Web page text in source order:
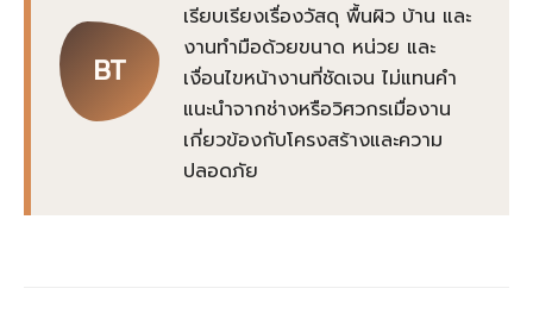
BT
เรียบเรียงเรื่องวัสดุ พื้นผิว บ้าน และ
งานทำมือด้วยขนาด หน่วย และ
เงื่อนไขหน้างานที่ชัดเจน ไม่แทนคำ
แนะนำจากช่างหรือวิศวกรเมื่องาน
เกี่ยวข้องกับโครงสร้างและความ
ปลอดภัย